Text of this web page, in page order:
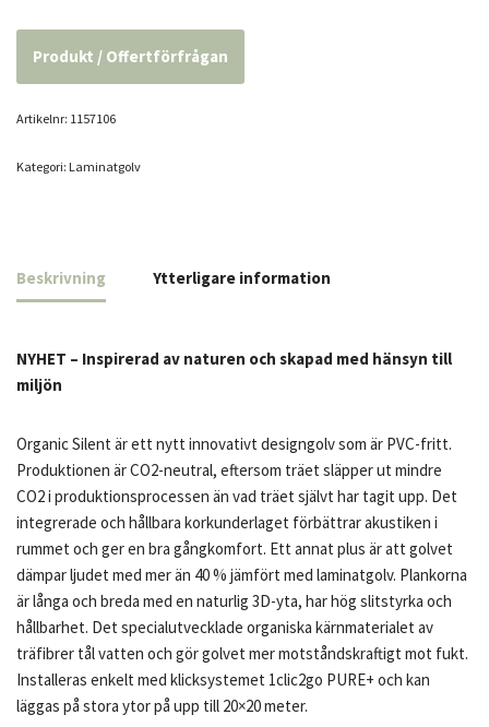
Produkt / Offertförfrågan
Artikelnr: 1157106
Kategori: Laminatgolv
Beskrivning Ytterligare information
NYHET – Inspirerad av naturen och skapad med hänsyn till
miljön
Organic Silent är ett nytt innovativt designgolv som är PVC-fritt.
Produktionen är CO2-neutral, eftersom träet släpper ut mindre
CO2 i produktionsprocessen än vad träet självt har tagit upp. Det
integrerade och hållbara korkunderlaget förbättrar akustiken i
rummet och ger en bra gångkomfort. Ett annat plus är att golvet
dämpar ljudet med mer än 40 % jämfört med laminatgolv. Plankorna
är långa och breda med en naturlig 3D-yta, har hög slitstyrka och
hållbarhet. Det specialutvecklade organiska kärnmaterialet av
träfibrer tål vatten och gör golvet mer motståndskraftigt mot fukt.
Installeras enkelt med klicksystemet 1clic2go PURE+ och kan
läggas på stora ytor på upp till 20×20 meter.